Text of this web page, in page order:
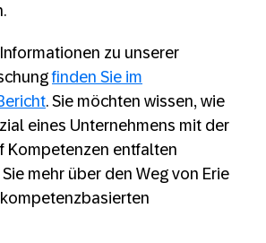
zu unserer
finden Sie im
. Sie möchten wissen, wie
eines Unternehmens mit der
Kompetenzen entfalten
Sie mehr über den Weg von Erie